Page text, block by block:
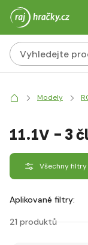
Modely
11.1V - 3
Všechny filtry
Aplikované filtry:
21 produktů